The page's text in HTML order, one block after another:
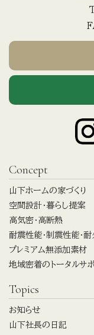
Concept
山下ホームの家づくり
空間設計・暮らし提案
高気密・高断熱
耐震性能・制震性能・
プレミアム無添加素材
地域密着のトータルサ
Topics
お知らせ
山下社長の日記